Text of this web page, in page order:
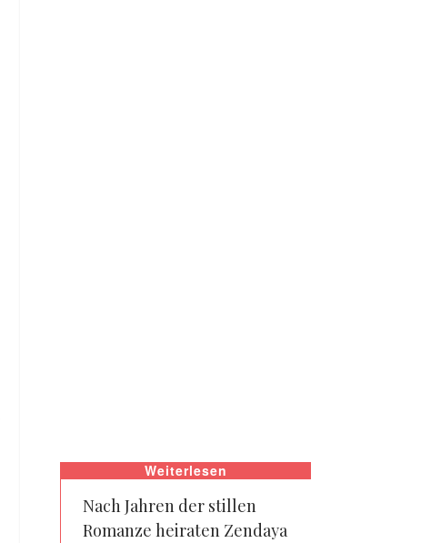
Weiterlesen
Nach Jahren der stillen
Romanze heiraten Zendaya